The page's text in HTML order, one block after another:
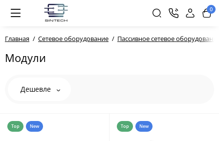
0
Главная Сетевое оборудование Пассивное сетевое
Модули
Дешевле
Top New Top New